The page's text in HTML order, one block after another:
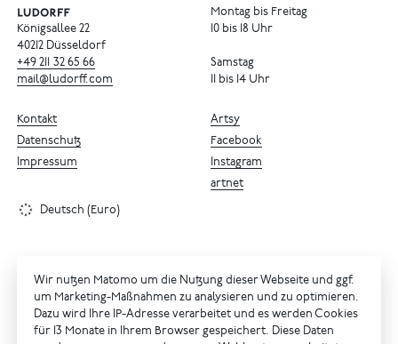
Königsallee 22
40212 Düsseldorf
+49 211 32 65 66
mail@ludorff.com
Montag bis Freitag
10 bis 18 Uhr
Samstag
11 bis 14 Uhr
Artsy
Facebook
Instagram
artnet
Kontakt
Datenschutz
Impressum
Deutsch (Euro)
Wir nutzen Matomo um die Nutzung dieser Webseite und ggf.
um Marketing-Maßnahmen zu analysieren und zu optimieren.
Dazu wird Ihre IP-Adresse verarbeitet und es werden Cookies
für 13 Monate in Ihrem Browser gespeichert. Diese Daten